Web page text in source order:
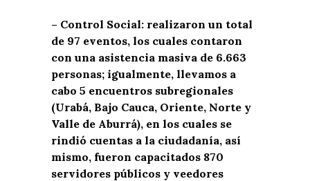
– Control Social: realizaron un total
de 97 eventos, los cuales contaron
con una asistencia masiva de 6.663
personas; igualmente, llevamos a
cabo 5 encuentros subregionales
(Urabá, Bajo Cauca, Oriente, Norte y
Valle de Aburrá), en los cuales se
rindió cuentas a la ciudadanía, así
mismo, fueron capacitados 870
servidores públicos y veedores